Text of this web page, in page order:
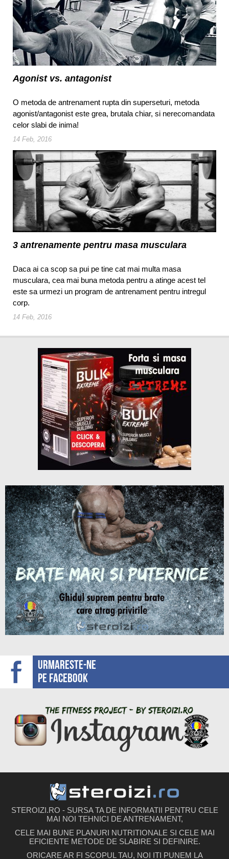
Agonist vs. antagonist
O metoda de antrenament rupta din superseturi, metoda
agonist/antagonist este grea, brutala chiar, si nerecomandata
celor slabi de inima!
14 Feb, 2016
3 antrenamente pentru masa musculara
Daca ai ca scop sa pui pe tine cat mai multa masa
musculara, cea mai buna metoda pentru a atinge acest tel
este sa urmezi un program de antrenament pentru intregul
corp.
14 Feb, 2016
Urmareste-ne
pe facebook
STEROIZI.RO - SURSA TA DE INFORMATII PENTRU CELE
MAI NOI TEHNICI DE ANTRENAMENT,
CELE MAI BUNE PLANURI NUTRITIONALE SI CELE MAI
EFICIENTE METODE DE SLABIRE SI DEFINIRE.
ORICARE AR FI SCOPUL TAU, NOI ITI PUNEM LA